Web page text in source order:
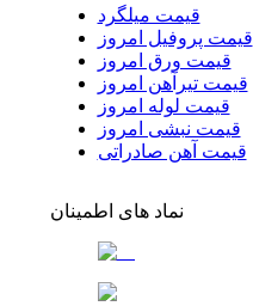
قیمت میلگرد
قیمت پروفیل امروز
قیمت ورق امروز
قیمت تیرآهن امروز
قیمت لوله امروز
قیمت نبشی امروز
قیمت آهن صادراتی
نماد های اطمینان